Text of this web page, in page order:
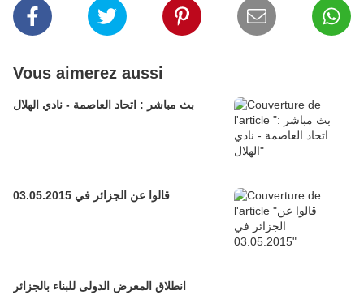
Vous aimerez aussi
بث مباشر : اتحاد العاصمة - نادي الهلال
قالوا عن الجزائر في 03.05.2015
انطلاق المعرض الدولى للبناء بالجزائر